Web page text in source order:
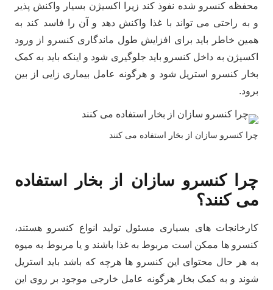
محفظه کنسرو شده نفوذ کند زیرا اکسیژن بسیار واکنش پذیر
و به راحتی می تواند با غذا واکنش دهد و آن را فاسد کند به
همین خاطر باید برای افزایش طول ماندگاری کنسرو از ورود
اکسیژن به داخل کنسرو باید جلوگیری شود و اینکه باید به کمک
بخار کنسرو استریل شود و هرگونه عامل بیماری زایی از بین
برود.
چرا کنسرو سازان از بخار استفاده می کنند
چرا کنسرو سازان از بخار استفاده
می کنند؟
کارخانجات های بسیاری مسئول تولید انواع کنسرو هستند،
کنسرو ها ممکن است مربوط به غذا باشند و یا مربوط به میوه
به هر حال محتوای این کنسرو ها هرچه که باشد باید استریل
شوند و به کمک بخار هرگونه عامل خارجی موجود بر روی این